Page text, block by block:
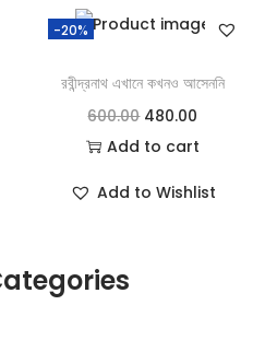
-20%
রবীন্দ্রনাথ এখানে কখনও আসেননি
600.00 480.00
Add to cart
Add to Wishlist